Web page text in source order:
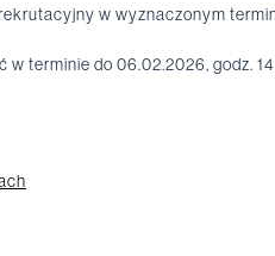
w wyznaczonym
terminie do 06.02.2026, godz.